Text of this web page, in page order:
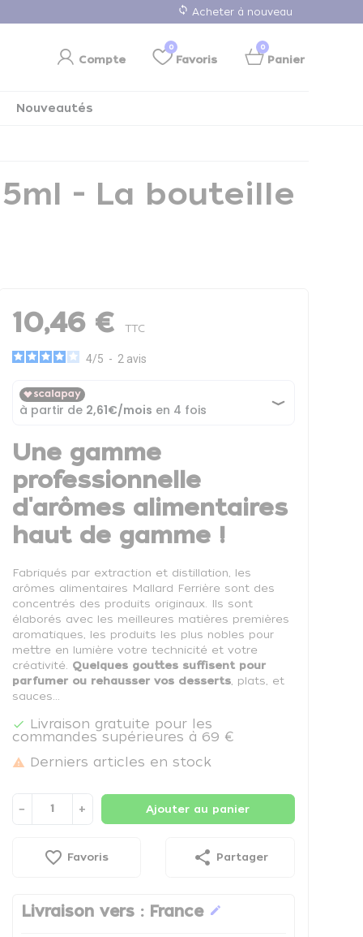
loop Acheter à nouveau
Compte
0
Favoris
0
Panier
Nouveautés
- La bouteille
10,46 € TTC
4/5 - 2 avis
Une gamme
professionnelle
d'arômes alimentaires
haut de gamme !
Fabriqués par extraction et distillation, les
arômes alimentaires Mallard Ferrière sont des
concentrés des produits originaux. Ils sont
élaborés avec les meilleures matières premières
aromatiques, les produits les plus nobles pour
mettre en lumière votre technicité et votre
créativité. Quelques gouttes suffisent pour
parfumer ou rehausser vos desserts, plats, et
sauces...

Livraison gratuite pour les
commandes supérieures à 69 €
 Derniers articles en stock
− + Ajouter au panier
favorite_border Favoris share Partager
Livraison vers : France edit